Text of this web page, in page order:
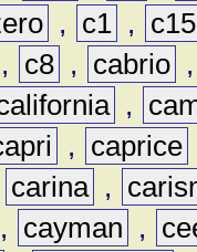
, c1 ,
c15
, c8 , cabrio
,
, caprice
carina ,
, cayman ,